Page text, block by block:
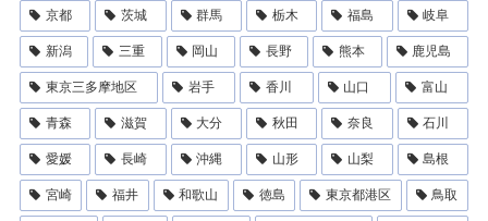
京都 茨城 群馬 栃木 福島 岐阜
新潟 三重 岡山 長野 熊本 鹿児島
東京三多摩地区 岩手 香川 山口 富山
青森 滋賀 大分 秋田 奈良 石川
愛媛 長崎 沖縄 山形 山梨 島根
宮崎 福井 和歌山 徳島 東京都港区 鳥取